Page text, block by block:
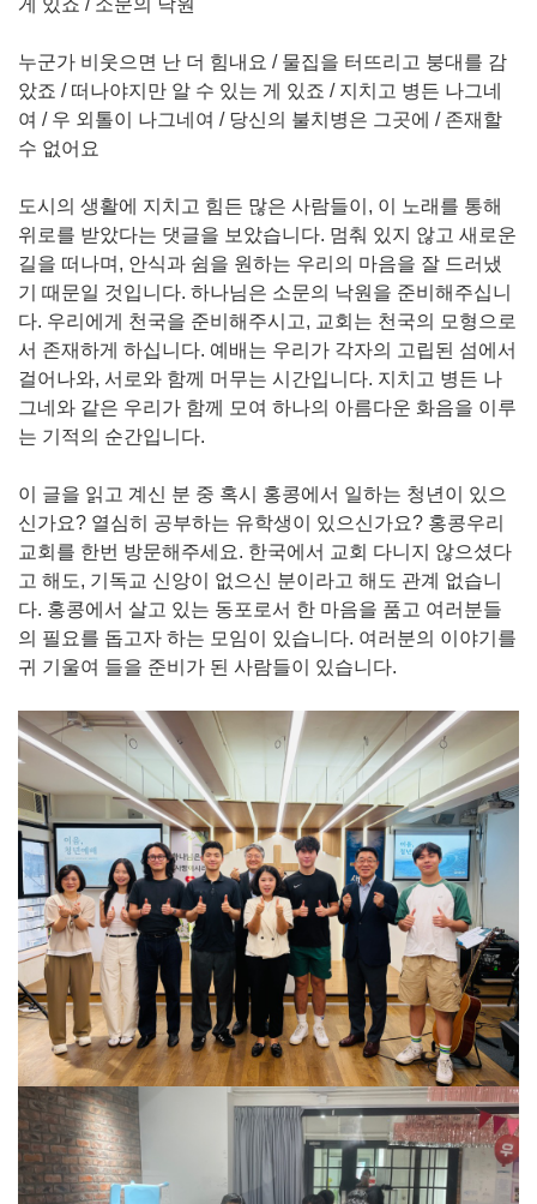
누군가 비웃으면 난 더 힘내요 / 물집을 터뜨리고 붕대를 감
았죠 / 떠나야지만 알 수 있는 게 있죠 / 지치고 병든 나그네
여 / 우 외톨이 나그네여 / 당신의 불치병은 그곳에 / 존재할
수 없어요
도시의 생활에 지치고 힘든 많은 사람들이, 이 노래를 통해
위로를 받았다는 댓글을 보았습니다. 멈춰 있지 않고 새로운
길을 떠나며, 안식과 쉼을 원하는 우리의 마음을 잘 드러냈
기 때문일 것입니다. 하나님은 소문의 낙원을 준비해주십니
다. 우리에게 천국을 준비해주시고, 교회는 천국의 모형으로
서 존재하게 하십니다. 예배는 우리가 각자의 고립된 섬에서
걸어나와, 서로와 함께 머무는 시간입니다. 지치고 병든 나
그네와 같은 우리가 함께 모여 하나의 아름다운 화음을 이루
는 기적의 순간입니다.
이 글을 읽고 계신 분 중 혹시 홍콩에서 일하는 청년이 있으
신가요? 열심히 공부하는 유학생이 있으신가요? 홍콩우리
교회를 한번 방문해주세요. 한국에서 교회 다니지 않으셨다
고 해도, 기독교 신앙이 없으신 분이라고 해도 관계 없습니
다. 홍콩에서 살고 있는 동포로서 한 마음을 품고 여러분들
의 필요를 돕고자 하는 모임이 있습니다. 여러분의 이야기를
귀 기울여 들을 준비가 된 사람들이 있습니다.